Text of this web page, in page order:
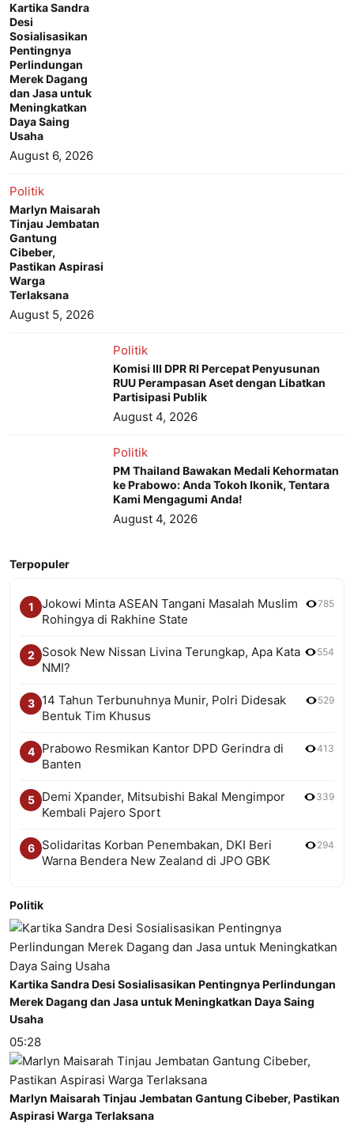
Kartika Sandra
Desi
Sosialisasikan
Pentingnya
Perlindungan
Merek Dagang
dan Jasa untuk
Meningkatkan
Daya Saing
Usaha
August 6, 2026
Politik
Marlyn Maisarah
Tinjau Jembatan
Gantung
Cibeber,
Pastikan Aspirasi
Warga
Terlaksana
August 5, 2026
Politik
Komisi III DPR RI Percepat Penyusunan
RUU Perampasan Aset dengan Libatkan
Partisipasi Publik
August 4, 2026
Politik
PM Thailand Bawakan Medali Kehormatan
ke Prabowo: Anda Tokoh Ikonik, Tentara
Kami Mengagumi Anda!
August 4, 2026
Terpopuler
1
Jokowi Minta ASEAN Tangani Masalah Muslim
Rohingya di Rakhine State
785
2
Sosok New Nissan Livina Terungkap, Apa Kata
NMI?
554
3
14 Tahun Terbunuhnya Munir, Polri Didesak
Bentuk Tim Khusus
529
4
Prabowo Resmikan Kantor DPD Gerindra di
Banten
413
5
Demi Xpander, Mitsubishi Bakal Mengimpor
Kembali Pajero Sport
339
6
Solidaritas Korban Penembakan, DKI Beri
Warna Bendera New Zealand di JPO GBK
294
Politik
Kartika Sandra Desi Sosialisasikan Pentingnya Perlindungan
Merek Dagang dan Jasa untuk Meningkatkan Daya Saing
Usaha
05:28
Marlyn Maisarah Tinjau Jembatan Gantung Cibeber, Pastikan
Aspirasi Warga Terlaksana